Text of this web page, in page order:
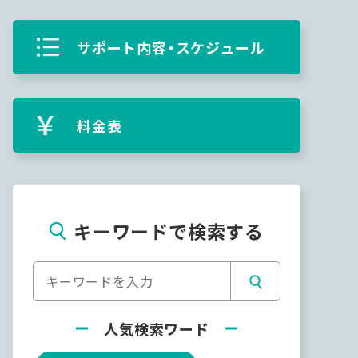
サポート内容・スケジュール
料金表
キーワードで検索する
人気検索ワード